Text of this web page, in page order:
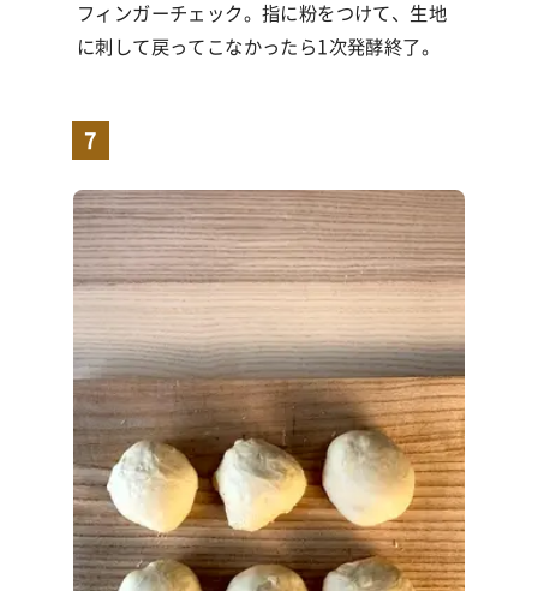
フィンガーチェック。指に粉をつけて、生地
に刺して戻ってこなかったら1次発酵終了。
7